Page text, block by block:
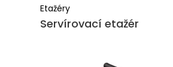
Etažéry
Servírovací etažér